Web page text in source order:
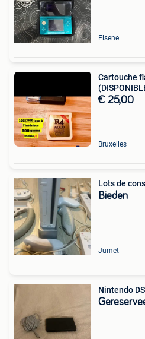
Elsene
Cartouche
€ 25,00
Bruxelles
Lots de
Bieden
Jumet
Nintendo